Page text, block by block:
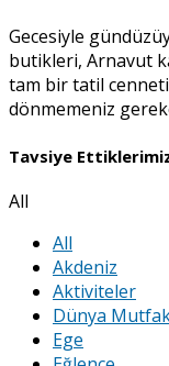
Gecesiyle
butikleri, Arnavut
tam bir tatil cenneti
dönmemeniz
Tavsiye
All
All
Akdeniz
Aktiviteler
Dünya
Ege